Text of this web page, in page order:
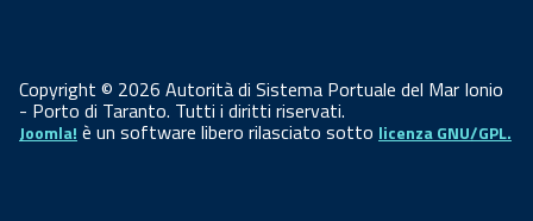
Copyright © 2026 Autorità di Sistema Portuale del Mar Ionio
- Porto di Taranto. Tutti i diritti riservati.
Joomla! è un software libero rilasciato sotto licenza GNU/GPL.